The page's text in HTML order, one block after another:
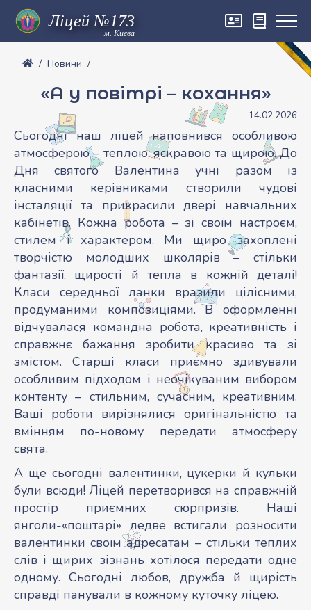
м. Києва
Новини
«А у повітрі – кохання»
14.02.2026
Сьогодні наш ліцей наповнився особливою
атмосферою – теплою, яскравою та щирою. До
Дня святого Валентина учні разом із
класними керівниками створили чудові
інсталяції та прикрасили двері навчальних
кабінетів. Кожна робота – зі своїм настроєм,
стилем і характером. Ми щиро захоплені
творчістю молодших школярів – стільки
фантазії, щирості й тепла в кожній деталі!
Класи середньої ланки вразили цілісними,
продуманими композиціями. В оформленні
відчувалася командна робота, креативність і
справжнє бажання зробити красиво та зі
змістом. Старші класи приємно здивували
особливим підходом і неочікуваним вибором
контенту – стильним, сучасним, креативним.
Ваші роботи вирізнялися оригінальністю та
вмінням по-новому передати атмосферу
свята.
А ще сьогодні валентинки, цукерки й кульки
були всюди! Ліцей перетворився на справжній
простір приємних сюрпризів. Наші
янголи-«поштарі» ледве встигали розносити
валентинки своїм адресатам – стільки теплих
слів і щирих зізнань хотілося передати одне
одному. Сьогодні любов, дружба й щирість
справді панували в кожному куточку ліцею.